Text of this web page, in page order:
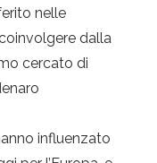
nelle
dalla
cercato di
influenzato